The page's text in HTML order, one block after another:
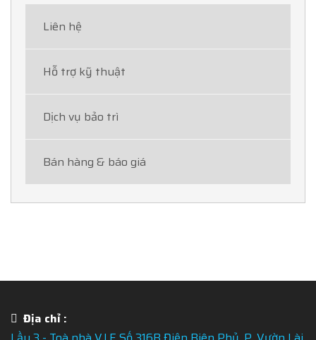
Liên hệ
Hỗ trợ kỹ thuật
Dịch vụ bảo trì
Bán hàng & báo giá
Địa chỉ :